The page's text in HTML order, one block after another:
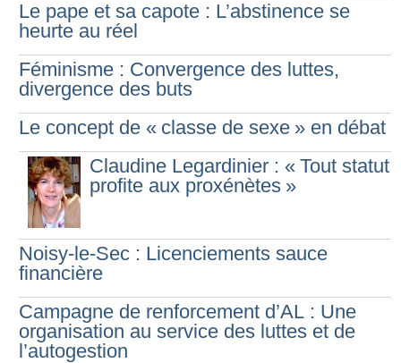
Le pape et sa capote : L’abstinence se
heurte au réel
Féminisme : Convergence des luttes,
divergence des buts
Le concept de « classe de sexe » en débat
Claudine Legardinier : « Tout statut
profite aux proxénètes »
Noisy-le-Sec : Licenciements sauce
financière
Campagne de renforcement d’AL : Une
organisation au service des luttes et de
l’autogestion